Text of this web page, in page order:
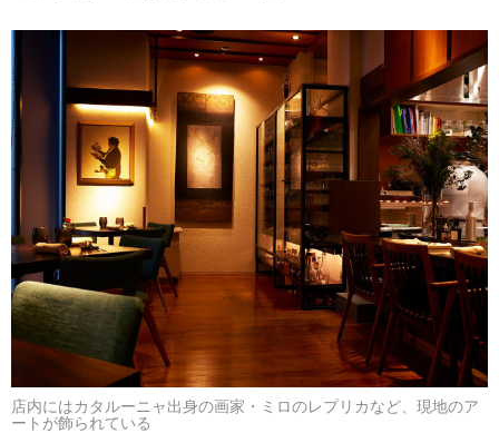
店内にはカタルーニャ出身の画家・ミロのレプリカなど、現地のア
ートが飾られている